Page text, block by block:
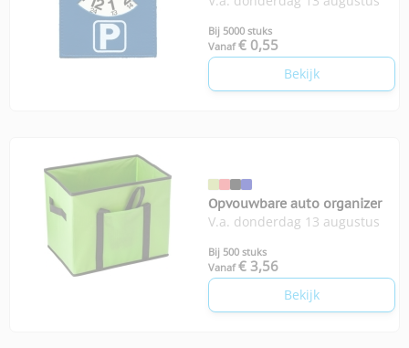
Bij 5000 stuks
Vanaf € 0,55
Bekijk
Opvouwbare auto organizer
V.a. donderdag 13 augustus
Bij 500 stuks
Vanaf € 3,56
Bekijk